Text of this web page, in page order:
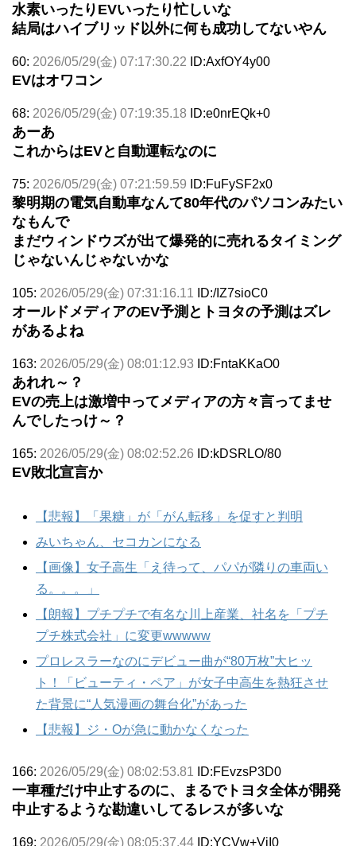
水素いったりEVいったり忙しいな
結局はハイブリッド以外に何も成功してないやん
60: 2026/05/29(金) 07:17:30.22 ID:AxfOY4y00
EVはオワコン
68: 2026/05/29(金) 07:19:35.18 ID:e0nrEQk+0
あーあ
これからはEVと自動運転なのに
75: 2026/05/29(金) 07:21:59.59 ID:FuFySF2x0
黎明期の電気自動車なんて80年代のパソコンみたい
なもんで
まだウィンドウズが出て爆発的に売れるタイミング
じゃないんじゃないかな
105: 2026/05/29(金) 07:31:16.11 ID:/IZ7sioC0
オールドメディアのEV予測とトヨタの予測はズレ
があるよね
163: 2026/05/29(金) 08:01:12.93 ID:FntaKKaO0
あれれ～？
EVの売上は激増中ってメディアの方々言ってませ
んでしたっけ～？
165: 2026/05/29(金) 08:02:52.26 ID:kDSRLO/80
EV敗北宣言か
【悲報】「果糖」が「がん転移」を促すと判明
みいちゃん、セコカンになる
【画像】女子高生「え待って、パパが隣りの車両い
る。。。」
【朗報】プチプチで有名な川上産業、社名を「プチ
プチ株式会社」に変更wwwww
プロレスラーなのにデビュー曲が“80万枚”大ヒッ
ト！「ビューティ・ペア」が女子中高生を熱狂させ
た背景に“人気漫画の舞台化”があった
【悲報】ジ・Oが急に動かなくなった
166: 2026/05/29(金) 08:02:53.81 ID:FEvzsP3D0
一車種だけ中止するのに、まるでトヨタ全体が開発
中止するような勘違いしてるレスが多いな
169: 2026/05/29(金) 08:05:37.44 ID:YCVw+ViI0